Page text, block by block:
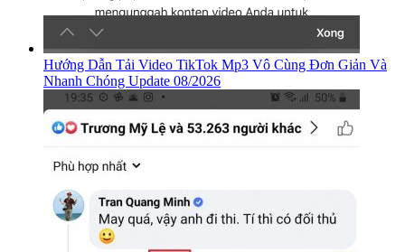
Hướng Dẫn Tải Video TikTok Mp3 Vô Cùng Đơn Giản Và
Nhanh Chóng Update 08/2026